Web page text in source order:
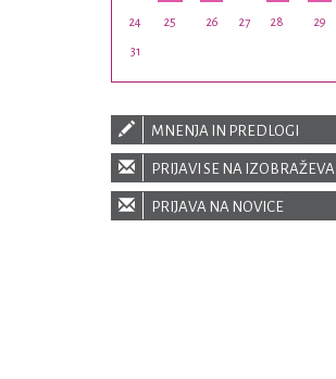
24 25 26 27 28 29
31
MNENJA IN PREDLOGI
PRIJAVI SE NA
PRIJAVA NA NOVICE